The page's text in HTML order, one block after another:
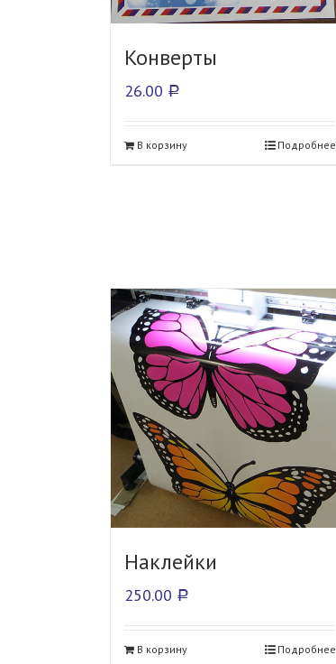
Конверты
26.00 Р
В корзину Подробнее
Наклейки
250.00 Р
В корзину Подробнее